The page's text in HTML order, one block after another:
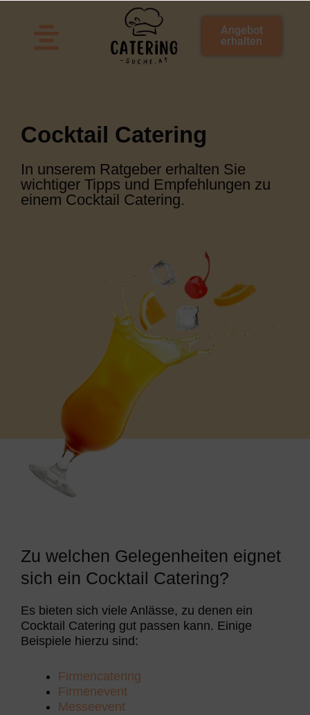
Angebot
erhalten
Cocktail Catering
In unserem Ratgeber erhalten Sie
wichtiger Tipps und Empfehlungen zu
einem Cocktail Catering.
Zu welchen Gelegenheiten eignet
sich ein Cocktail Catering?
Es bieten sich viele Anlässe, zu denen ein
Cocktail Catering gut passen kann. Einige
Beispiele hierzu sind:
Firmencatering
Firmenevent
Messeevent